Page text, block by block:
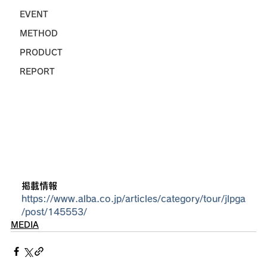
EVENT
METHOD
PRODUCT
REPORT
掲載情報
https://www.alba.co.jp/articles/category/tour/jlpga
/post/145553/
MEDIA